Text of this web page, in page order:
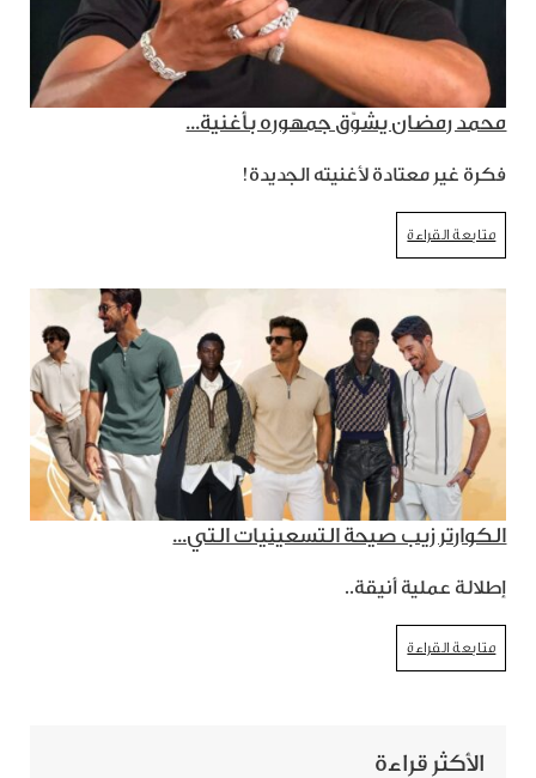
محمد رمضان يشوّق جمهوره بأغنية...
فكرة غير معتادة لأغنيته الجديدة!
متابعة القراءة
الكوارتر زيب صيحة التسعينيات التي...
إطلالة عملية أنيقة..
متابعة القراءة
الأكثر قراءة